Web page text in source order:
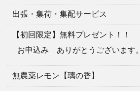
出張・集荷・集配サービス
【初回限定】無料プレゼント！！
お申込み ありがとうございます。
無農薬レモン【璃の香】